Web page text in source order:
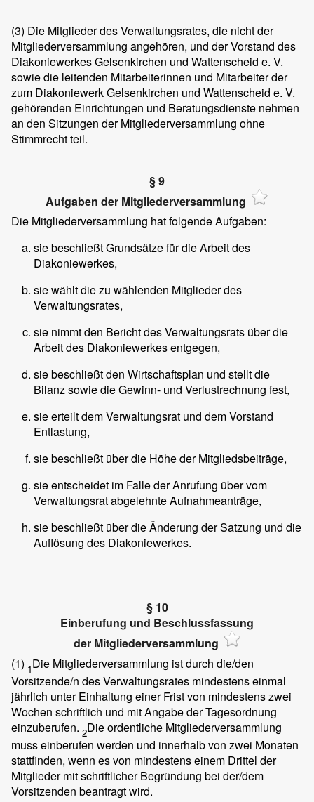
(3) Die Mitglieder des Verwaltungsrates, die nicht der
Mitgliederversammlung angehören, und der Vorstand des
Diakoniewerkes Gelsenkirchen und Wattenscheid e. V.
sowie die leitenden Mitarbeiterinnen und Mitarbeiter der
zum Diakoniewerk Gelsenkirchen und Wattenscheid e. V.
gehörenden Einrichtungen und Beratungsdienste nehmen
an den Sitzungen der Mitgliederversammlung ohne
Stimmrecht teil.
§ 9
Aufgaben der Mitgliederversammlung
Die Mitgliederversammlung hat folgende Aufgaben:
sie beschließt Grundsätze für die Arbeit des
Diakoniewerkes,
sie wählt die zu wählenden Mitglieder des
Verwaltungsrates,
sie nimmt den Bericht des Verwaltungsrats über die
Arbeit des Diakoniewerkes entgegen,
sie beschließt den Wirtschaftsplan und stellt die
Bilanz sowie die Gewinn- und Verlustrechnung fest,
sie erteilt dem Verwaltungsrat und dem Vorstand
Entlastung,
sie beschließt über die Höhe der Mitgliedsbeiträge,
sie entscheidet im Falle der Anrufung über vom
Verwaltungsrat abgelehnte Aufnahmeanträge,
sie beschließt über die Änderung der Satzung und die
Auflösung des Diakoniewerkes.
§ 10
Einberufung und Beschlussfassung
der Mitgliederversammlung
(1) 1Die Mitgliederversammlung ist durch die/den
Vorsitzende/n des Verwaltungsrates mindestens einmal
jährlich unter Einhaltung einer Frist von mindestens zwei
Wochen schriftlich und mit Angabe der Tagesordnung
einzuberufen. 2Die ordentliche Mitgliederversammlung
muss einberufen werden und innerhalb von zwei Monaten
stattfinden, wenn es von mindestens einem Drittel der
Mitglieder mit schriftlicher Begründung bei der/dem
Vorsitzenden beantragt wird.